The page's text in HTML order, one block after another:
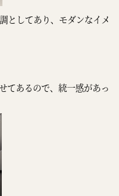
としてあり、モダンなイメ
てあるので、統一感があっ